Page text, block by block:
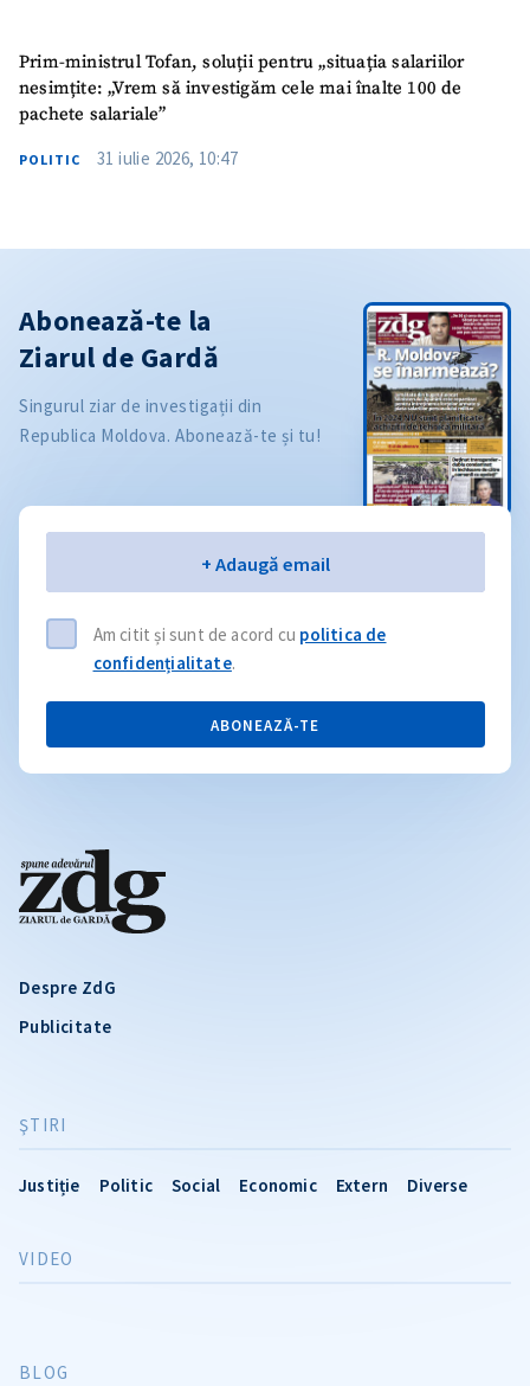
Prim-ministrul Tofan, soluții pentru „situația salariilor
nesimțite: „Vrem să investigăm cele mai înalte 100 de
pachete salariale”
POLITIC 31 iulie 2026, 10:47
Despre ZdG
Publicitate
ŞTIRI
Justiție Politic Social Economic Extern Diverse
VIDEO
BLOG
Abonează-te la
Ziarul de Gardă
Singurul ziar de investigații din
Republica Moldova. Abonează-te și tu!
+ Adaugă email
Am citit și sunt de acord cu politica de
confidențialitate.
ABONEAZĂ-TE